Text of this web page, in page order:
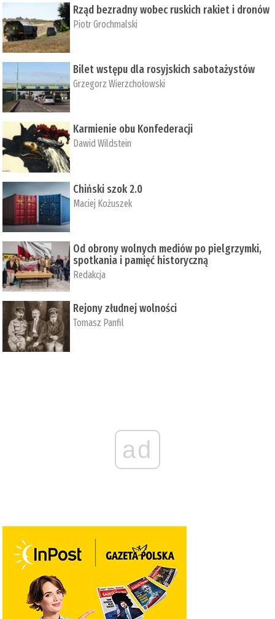
Rząd bezradny wobec ruskich rakiet i dronów
Piotr Grochmalski
Bilet wstępu dla rosyjskich sabotażystów
Grzegorz Wierzchołowski
Karmienie obu Konfederacji
Dawid Wildstein
Chiński szok 2.0
Maciej Kożuszek
Od obrony wolnych mediów po pielgrzymki,
spotkania i pamięć historyczną
Redakcja
Rejony złudnej wolności
Tomasz Panfil
ad